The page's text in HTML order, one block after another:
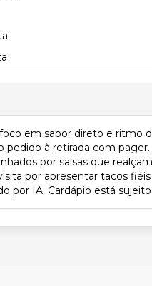
em sabor direto e ritmo
pedido à retirada com
por salsas que
por apresentar tacos
IA. Cardápio está